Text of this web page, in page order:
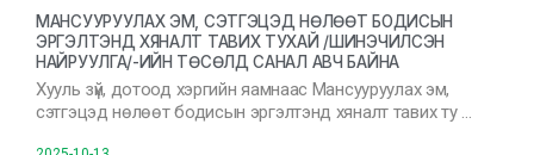
МАНСУУРУУЛАХ ЭМ, СЭТГЭЦЭД НӨЛӨӨТ БОДИСЫН
ЭРГЭЛТЭНД ХЯНАЛТ ТАВИХ ТУХАЙ /ШИНЭЧИЛСЭН
НАЙРУУЛГА/-ИЙН ТӨСӨЛД САНАЛ АВЧ БАЙНА
Хууль зүй, дотоод хэргийн яамнаас Мансууруулах эм,
сэтгэцэд нөлөөт бодисын эргэлтэнд хяналт тавих ту …